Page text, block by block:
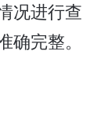
况进行查
完整。